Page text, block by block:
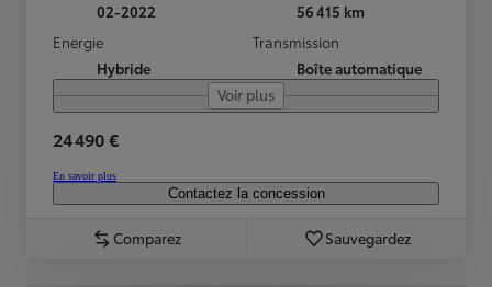
02-2022
56 415 km
Energie
Hybride
Transmission
Boîte automatique
Voir plus
24 490 €
En savoir plus
Contactez la concession
Comparez Sauvegardez